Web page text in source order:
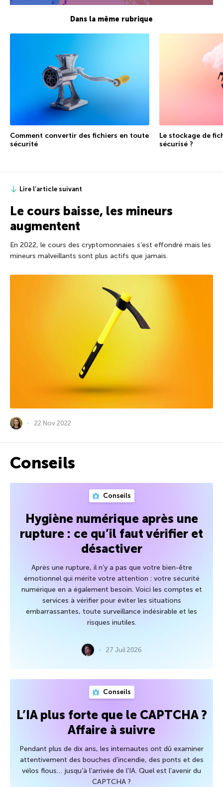
Dans la même rubrique
Comment convertir des fichiers en toute
sécurité
Le stockage de
sécurisé ?
Lire l’article suivant
Le cours baisse, les mineurs
augmentent
En 2022, le cours des cryptomonnaies s’est effondré mais les
mineurs malveillants sont plus actifs que jamais.
22 Nov 2022
Conseils
Conseils
Hygiène numérique après une
rupture : ce qu’il faut vérifier et
désactiver
Après une rupture, il n’y a pas que votre bien-être
émotionnel qui mérite votre attention : votre sécurité
numérique en a également besoin. Voici les comptes et
services à vérifier pour éviter les situations
embarrassantes, toute surveillance indésirable et les
risques inutiles.
27 Juil 2026
Conseils
L’IA plus forte que le CAPTCHA ?
Affaire à suivre
Pendant plus de dix ans, les internautes ont dû examiner
attentivement des bouches d’incendie, des ponts et des
vélos flous… jusqu’à l’arrivée de l’IA. Quel est l’avenir du
CAPTCHA ?